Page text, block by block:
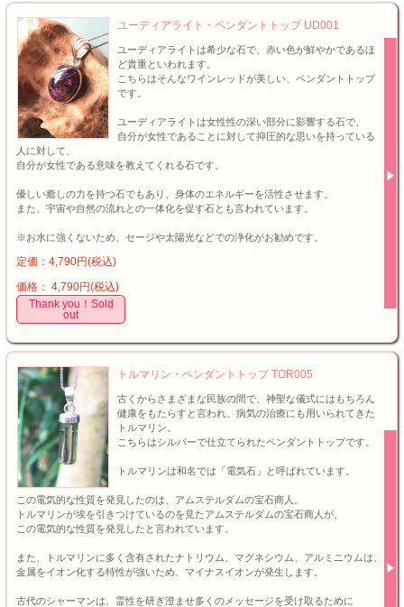
ユーディアライト・ペンダントトップ UD001
ユーディアライトは希少な石で、赤い色が鮮やかであるほ
ど貴重といわれます。
こちらはそんなワインレッドが美しい、ペンダントトップ
です。
ユーディアライトは女性性の深い部分に影響する石で、
自分が女性であることに対して抑圧的な思いを持っている
人に対して、
自分が女性である意味を教えてくれる石です。
優しい癒しの力を持つ石でもあり、身体のエネルギーを活性させます。
また、宇宙や自然の流れとの一体化を促す石とも言われています。
※お水に強くないため、セージや太陽光などでの浄化がお勧めです。
定価：4,790円(税込)
価格： 4,790円(税込)
Thank you！Sold
out
トルマリン・ペンダントトップ TOR005
古くからさまざまな民族の間で、神聖な儀式にはもちろん
健康をもたらすと言われ、病気の治療にも用いられてきた
トルマリン。
こちらはシルバーで仕立てられたペンダントトップです。
トルマリンは和名では「電気石」と呼ばれています。
この電気的な性質を発見したのは、アムステルダムの宝石商人。
トルマリンが埃を引きつけているのを見たアムステルダムの宝石商人が、
この電気的な性質を発見したと言われています。
また、トルマリンに多く含有されたナトリウム、マグネシウム、アルミニウムは、
金属をイオン化する特性が強いため、マイナスイオンが発生します。
古代のシャーマンは、霊性を研ぎ澄ませ多くのメッセージを受け取るために